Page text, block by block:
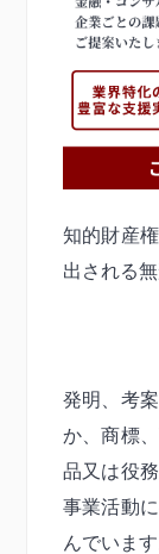
知的財産
出される
発明、考
か、商標
品又は役
事業活動
んでいます